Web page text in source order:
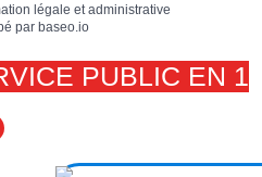
légale et administrative
par baseo.io
PUBLIC EN 1